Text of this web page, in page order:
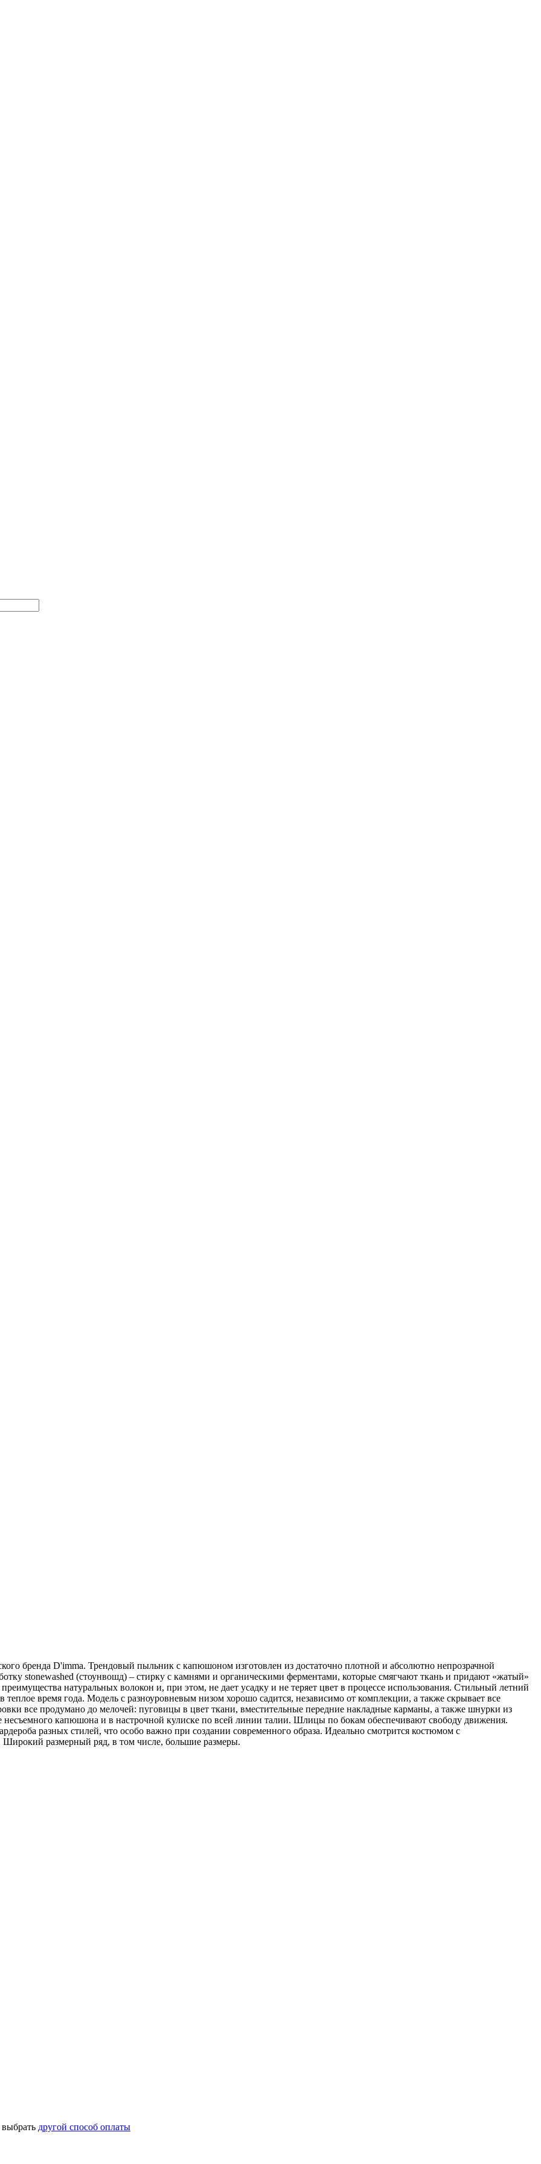
бренда D'imma. Трендовый пыльник с капюшоном изготовлен из достаточно плотной и абсолютно непрозрачной
stonewashed (стоунвошд) – стирку с камнями и органическими ферментами, которые смягчают ткань и придают «жатый»
натуральных волокон и, при этом, не дает усадку и не теряет цвет в процессе использования. Стильный летний
время года. Модель с разноуровневым низом хорошо садится, независимо от комплекции, а также скрывает все
все продумано до мелочей: пуговицы в цвет ткани, вместительные передние накладные карманы, а также шнурки из
несъемного капюшона и в настрочной кулиске по всей линии талии. Шлицы по бокам обеспечивают свободу движения.
разных стилей, что особо важно при создании современного образа. Идеально смотрится костюмом с
размерный ряд, в том числе, большие размеры.
другой способ оплаты